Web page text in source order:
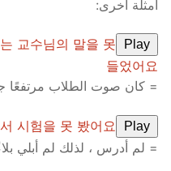
أمثلة أخرى:
Play
교수님의 말을 못
들었어요
= كان صوت الطلاب مرتفعًا
Play
시험을 못 봤어요
= لم أدرس ، لذلك لم أبلي